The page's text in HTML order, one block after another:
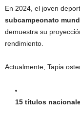
En 2024, el joven
subcampeonato
demuestra su
rendimiento.
Actualmente, Tapia
15 títulos